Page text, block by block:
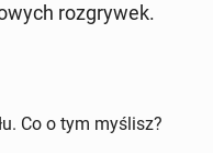
roz­gry­wek.
Co o tym myślisz?